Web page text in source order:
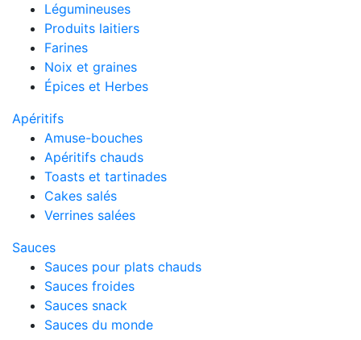
Légumineuses
Produits laitiers
Farines
Noix et graines
Épices et Herbes
Apéritifs
Amuse-bouches
Apéritifs chauds
Toasts et tartinades
Cakes salés
Verrines salées
Sauces
Sauces pour plats chauds
Sauces froides
Sauces snack
Sauces du monde